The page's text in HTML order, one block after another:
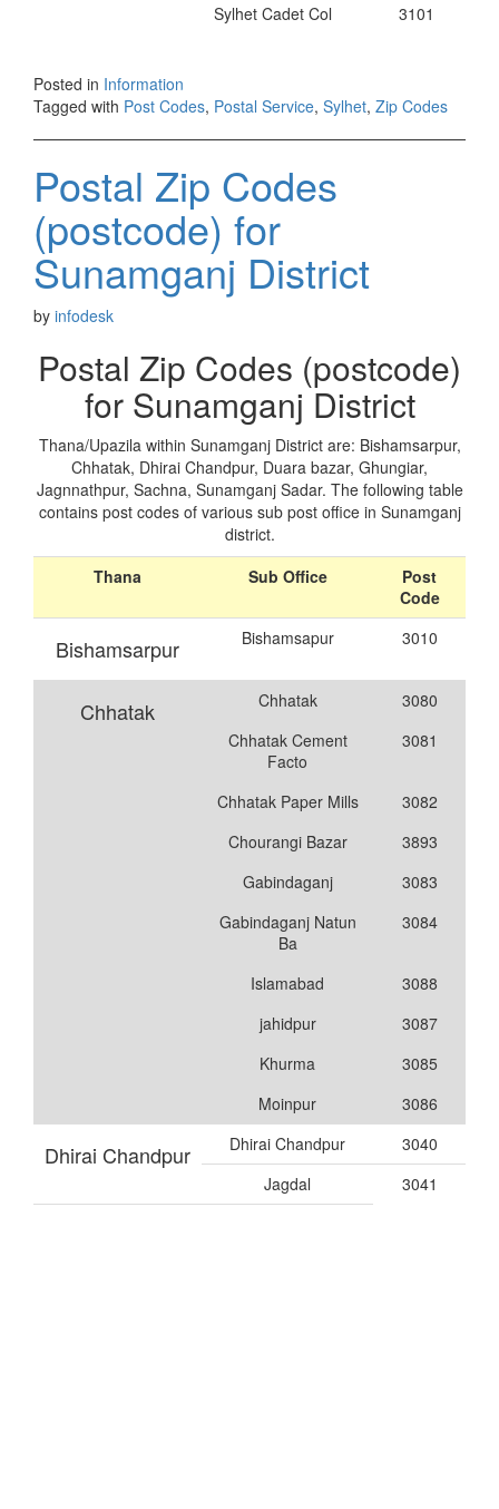
Sylhet Cadet Col
3101
Posted in Information
Tagged with Post Codes, Postal Service, Sylhet, Zip Codes
Postal Zip Codes
(postcode) for
Sunamganj District
by infodesk
Postal Zip Codes (postcode)
for Sunamganj District
Thana/Upazila within Sunamganj District are: Bishamsarpur,
Chhatak, Dhirai Chandpur, Duara bazar, Ghungiar,
Jagnnathpur, Sachna, Sunamganj Sadar. The following table
contains post codes of various sub post office in Sunamganj
district.
Thana
Sub Office
Post
Code
Bishamsarpur Bishamsapur 3010
Chhatak Chhatak
3080
Chhatak Cement
Facto
3081
Chhatak Paper Mills
3082
Chourangi Bazar
3893
Gabindaganj
3083
Gabindaganj Natun
Ba
3084
Islamabad
3088
jahidpur
3087
Khurma
3085
Moinpur
3086
Dhirai Chandpur Dhirai Chandpur
3040
Jagdal
3041